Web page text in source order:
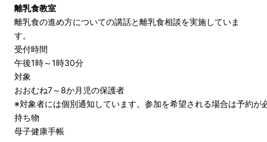
離乳食教室
離乳食の進め方についての講話と離乳食相談を実施していま
す。
受付時間
午後1時～1時30分
対象
おおむね7～8か月児の保護者
※対象者には個別通知しています。参加を希望される場合は予約が
持ち物
母子健康手帳